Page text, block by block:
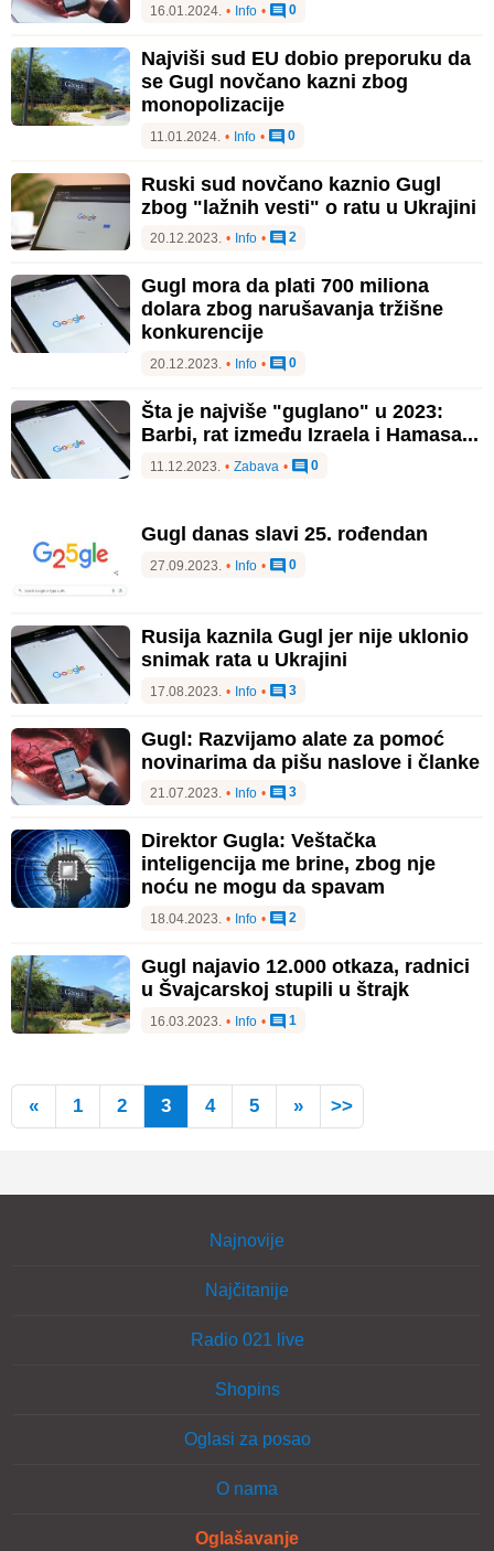
16.01.2024. • Info • 0
Najviši sud EU dobio preporuku da
se Gugl novčano kazni zbog
monopolizacije
11.01.2024. • Info • 0
Ruski sud novčano kaznio Gugl
zbog "lažnih vesti" o ratu u Ukrajini
20.12.2023. • Info • 2
Gugl mora da plati 700 miliona
dolara zbog narušavanja tržišne
konkurencije
20.12.2023. • Info • 0
Šta je najviše "guglano" u 2023:
Barbi, rat između Izraela i Hamasa...
11.12.2023. • Zabava • 0
Gugl danas slavi 25. rođendan
27.09.2023. • Info • 0
Rusija kaznila Gugl jer nije uklonio
snimak rata u Ukrajini
17.08.2023. • Info • 3
Gugl: Razvijamo alate za pomoć
novinarima da pišu naslove i članke
21.07.2023. • Info • 3
Direktor Gugla: Veštačka
inteligencija me brine, zbog nje
noću ne mogu da spavam
18.04.2023. • Info • 2
Gugl najavio 12.000 otkaza, radnici
u Švajcarskoj stupili u štrajk
16.03.2023. • Info • 1
« 1 2 3 4 5 » >>
Najnovije
Najčitanije
Radio 021 live
Shopins
Oglasi za posao
O nama
Oglašavanje